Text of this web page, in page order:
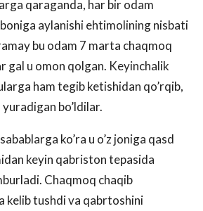
qaraganda, har bir odam
aylanishi ehtimolining nisbati
bu odam 7 marta chaqmoq
gal u omon qolgan. Keyinchalik
ham tegib ketishidan qo’rqib,
bo’ldilar.
ko’ra u o’z joniga qasd
keyin qabriston tepasida
Chaqmoq chaqib
kelib tushdi va qabrtoshini